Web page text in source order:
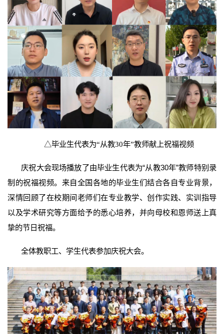
△毕业生代表为“从教30年”教师献上祝福视频
庆祝大会现场播放了由毕业生代表为“从教30年”教师特别录
制的祝福视频。来自全国各地的毕业生们结合各自专业背景，
深情回顾了在校期间老师们在专业教学、创作实践、实训指导
以及学术研究等方面给予的悉心培养，并向母校和恩师送上真
挚的节日祝福。
全体教职工、学生代表参加庆祝大会。